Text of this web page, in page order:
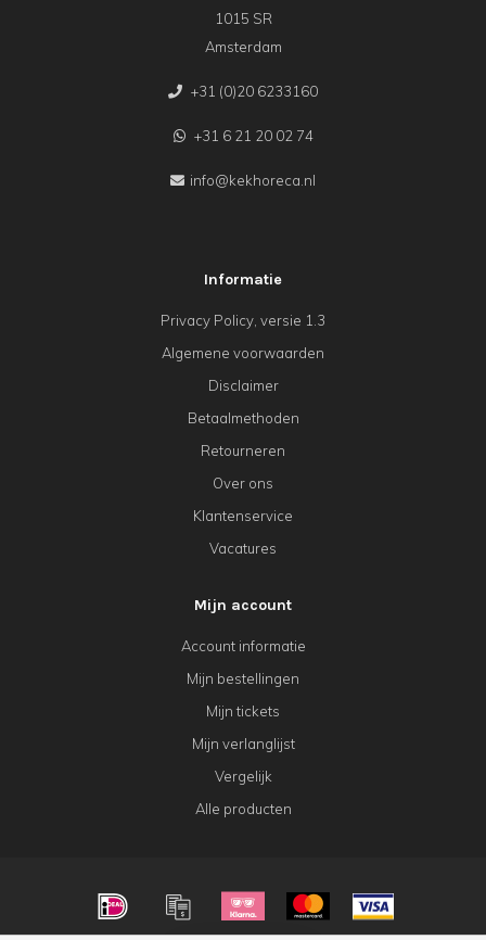
1015 SR
Amsterdam
+31 (0)20 6233160
+31 6 21 20 02 74
info@kekhoreca.nl
Informatie
Privacy Policy, versie 1.3
Algemene voorwaarden
Disclaimer
Betaalmethoden
Retourneren
Over ons
Klantenservice
Vacatures
Mijn account
Account informatie
Mijn bestellingen
Mijn tickets
Mijn verlanglijst
Vergelijk
Alle producten